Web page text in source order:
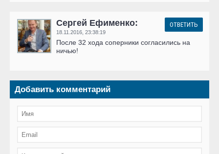
Сергей Ефименко:
18.11.2016, 23:38:19
ОТВЕТИТЬ
После 32 хода соперники согласились на
ничью!
Добавить комментарий